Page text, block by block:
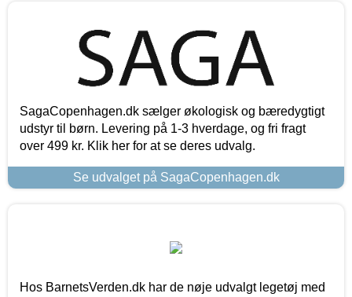
SagaCopenhagen.dk sælger økologisk og bæredygtigt
udstyr til børn. Levering på 1-3 hverdage, og fri fragt
over 499 kr. Klik her for at se deres udvalg.
Se udvalget på SagaCopenhagen.dk
Hos BarnetsVerden.dk har de nøje udvalgt legetøj med